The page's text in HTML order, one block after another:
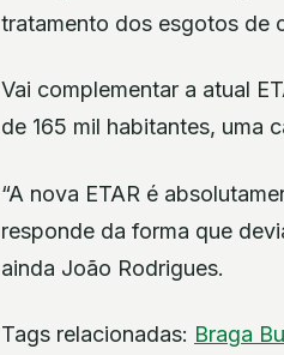
tratamento dos esgotos de
Vai complementar a atual
de 165 mil habitantes, uma
“A nova ETAR é
responde da forma que
ainda João Rodrigues.
Tags relacionadas: Braga